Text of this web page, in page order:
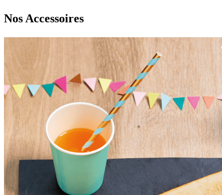
Nos Accessoires